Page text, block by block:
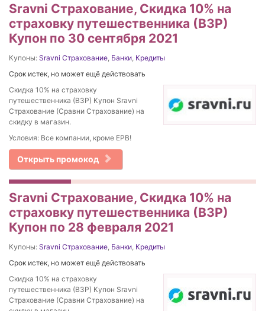
Sravni Страхование, Скидка 10% на
страховку путешественника (ВЗР)
Купон по 30 сентября 2021
Купоны: Sravni Страхование Банки Кредиты
Срок истек, но может ещё действовать
Скидка 10% на страховку
путешественника (ВЗР) Купон Sravni
Страхование (Сравни Страхование) на
скидку в магазин.
Условия: Все компании, кроме ЕРВ!
Открыть промокод
Sravni Страхование, Скидка 10% на
страховку путешественника (ВЗР)
Купон по 28 февраля 2021
Купоны: Sravni Страхование Банки Кредиты
Срок истек, но может ещё действовать
Скидка 10% на страховку
путешественника (ВЗР) Купон Sravni
Страхование (Сравни Страхование) на